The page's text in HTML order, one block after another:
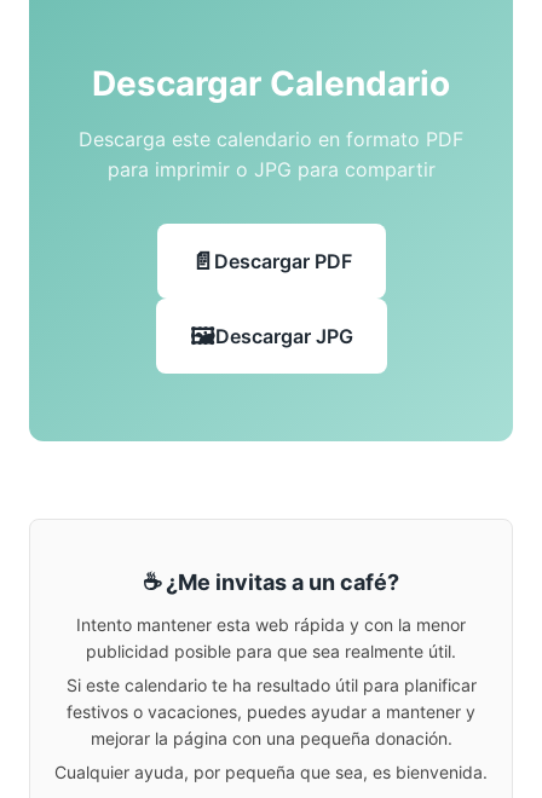
Descargar Calendario
Descarga este calendario en formato PDF
para imprimir o JPG para compartir
Descargar PDF
Descargar JPG
☕ ¿Me invitas a un café?
Intento mantener esta web rápida y con la menor
publicidad posible para que sea realmente útil.
Si este calendario te ha resultado útil para planificar
festivos o vacaciones, puedes ayudar a mantener y
mejorar la página con una pequeña donación.
Cualquier ayuda, por pequeña que sea, es bienvenida.